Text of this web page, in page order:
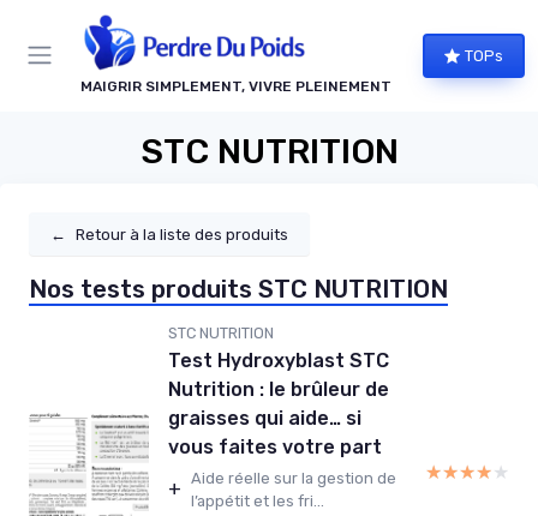
MAIGRIR SIMPLEMENT, VIVRE PLEINEMENT
TOPs
STC NUTRITION
← Retour à la liste des produits
Nos tests produits STC NUTRITION
STC NUTRITION
Test Hydroxyblast STC
Nutrition : le brûleur de
graisses qui aide… si
vous faites votre part
+ Aide réelle sur la gestion de
l’appétit et les fri...
★★★★★
★★★★★
Panneau de gestion des cookies